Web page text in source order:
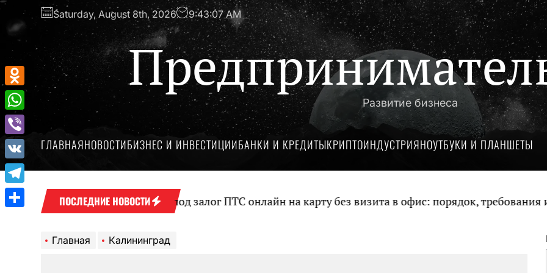
Перейти
содержимому
Saturday, August 8th, 2026 9:43:08 AM
Развитие бизнеса
ГЛАВНАЯНОВОСТИБИЗНЕС И ИНВЕСТИЦИИБАНКИ И КРЕДИТЫКРИПТОИНДУСТРИЯНОУТБУКИ И ПЛАНШЕТЫ
ПОСЛЕДНИЕ НОВОСТИ
Оформление займа под залог ПТС онлайн на карту без визита в офис: порядок, требования и
Главная Калининград
Odnoklassniki
WhatsApp
Viber
VK
Telegram
Отправить